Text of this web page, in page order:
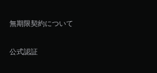
無期限契約について
公式認証